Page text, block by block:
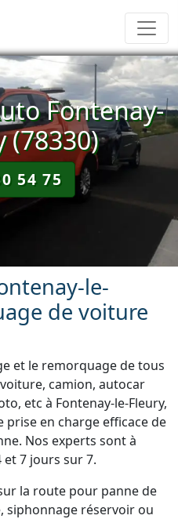
Fontenay-
(78330)
54 75
le-
de voiture
et le remorquage de tous
camion, autocar
etc à Fontenay-le-Fleury,
en charge efficace de
Nos experts sont à
7 jours sur 7.
la route pour panne de
siphonnage réservoir ou